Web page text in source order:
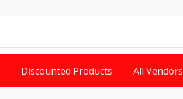
Discounted Products All Vendors